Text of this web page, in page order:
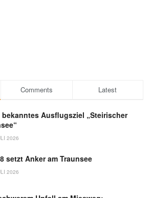
Comments Latest
bekanntes Ausflugsziel „Steirischer
2026
setzt Anker am Traunsee
2026